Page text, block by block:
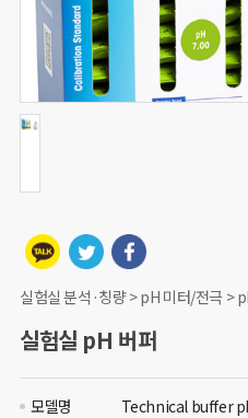
실험실 분석·칭량 > pH 미터/전극 >
실험실 pH 버퍼
모델명
Technical buffer